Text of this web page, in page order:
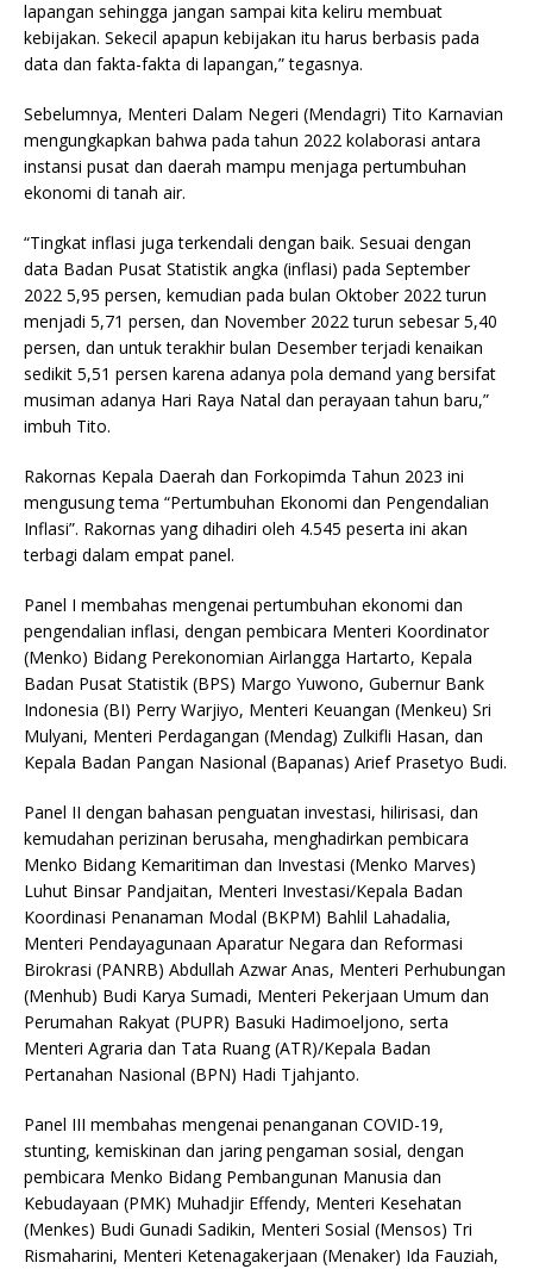
lapangan sehingga jangan sampai kita keliru membuat
kebijakan. Sekecil apapun kebijakan itu harus berbasis pada
data dan fakta-fakta di lapangan,” tegasnya.
Sebelumnya, Menteri Dalam Negeri (Mendagri) Tito Karnavian
mengungkapkan bahwa pada tahun 2022 kolaborasi antara
instansi pusat dan daerah mampu menjaga pertumbuhan
ekonomi di tanah air.
“Tingkat inflasi juga terkendali dengan baik. Sesuai dengan
data Badan Pusat Statistik angka (inflasi) pada September
2022 5,95 persen, kemudian pada bulan Oktober 2022 turun
menjadi 5,71 persen, dan November 2022 turun sebesar 5,40
persen, dan untuk terakhir bulan Desember terjadi kenaikan
sedikit 5,51 persen karena adanya pola demand yang bersifat
musiman adanya Hari Raya Natal dan perayaan tahun baru,”
imbuh Tito.
Rakornas Kepala Daerah dan Forkopimda Tahun 2023 ini
mengusung tema “Pertumbuhan Ekonomi dan Pengendalian
Inflasi”. Rakornas yang dihadiri oleh 4.545 peserta ini akan
terbagi dalam empat panel.
Panel I membahas mengenai pertumbuhan ekonomi dan
pengendalian inflasi, dengan pembicara Menteri Koordinator
(Menko) Bidang Perekonomian Airlangga Hartarto, Kepala
Badan Pusat Statistik (BPS) Margo Yuwono, Gubernur Bank
Indonesia (BI) Perry Warjiyo, Menteri Keuangan (Menkeu) Sri
Mulyani, Menteri Perdagangan (Mendag) Zulkifli Hasan, dan
Kepala Badan Pangan Nasional (Bapanas) Arief Prasetyo Budi.
Panel II dengan bahasan penguatan investasi, hilirisasi, dan
kemudahan perizinan berusaha, menghadirkan pembicara
Menko Bidang Kemaritiman dan Investasi (Menko Marves)
Luhut Binsar Pandjaitan, Menteri Investasi/Kepala Badan
Koordinasi Penanaman Modal (BKPM) Bahlil Lahadalia,
Menteri Pendayagunaan Aparatur Negara dan Reformasi
Birokrasi (PANRB) Abdullah Azwar Anas, Menteri Perhubungan
(Menhub) Budi Karya Sumadi, Menteri Pekerjaan Umum dan
Perumahan Rakyat (PUPR) Basuki Hadimoeljono, serta
Menteri Agraria dan Tata Ruang (ATR)/Kepala Badan
Pertanahan Nasional (BPN) Hadi Tjahjanto.
Panel III membahas mengenai penanganan COVID-19,
stunting, kemiskinan dan jaring pengaman sosial, dengan
pembicara Menko Bidang Pembangunan Manusia dan
Kebudayaan (PMK) Muhadjir Effendy, Menteri Kesehatan
(Menkes) Budi Gunadi Sadikin, Menteri Sosial (Mensos) Tri
Rismaharini, Menteri Ketenagakerjaan (Menaker) Ida Fauziah,